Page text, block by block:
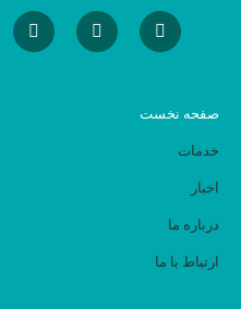
صفحه نخست
خدمات
اخبار
درباره ما
ارتباط با ما